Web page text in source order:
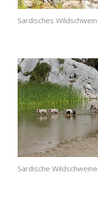
Sardisches Wildschwein
Sardische Wildschweine